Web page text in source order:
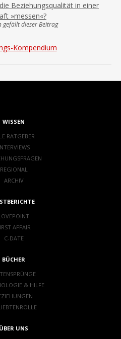
Beziehungsqualität in einer
»messen«?
gefällt dieser Beitrag
Kompendium
WISSEN
RATGEBER
REGIONAL
ARCHIV
AFFAIR
C-DATE
BÜCHER
& HILFE
ÜBER UNS